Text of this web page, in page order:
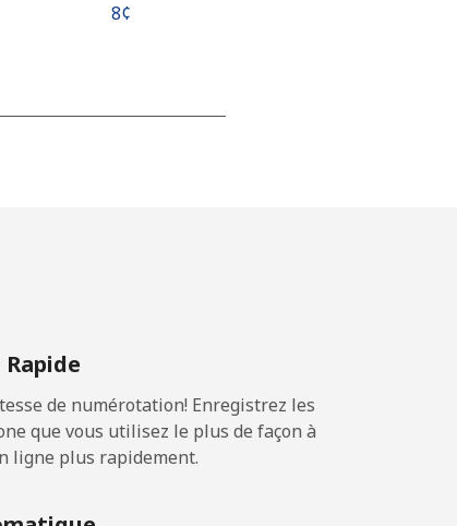
⁦8¢⁩
de numérotation! Enregistrez les
que vous utilisez le plus de façon à
ligne plus rapidement.